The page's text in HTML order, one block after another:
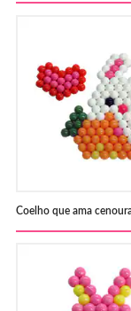
Coelho que ama